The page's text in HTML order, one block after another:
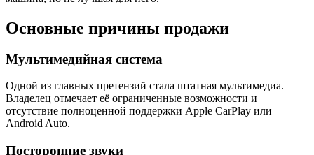
Основные причины продажи
Мультимедийная система
Одной из главных претензий стала штатная мультимедиа.
Владелец отмечает её ограниченные возможности и
отсутствие полноценной поддержки Apple CarPlay или
Android Auto.
Посторонние звуки